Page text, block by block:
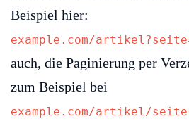
Beispiel hier:
example.com/
auch, die Paginierung per
zum Beispiel bei
example.com/artikel/